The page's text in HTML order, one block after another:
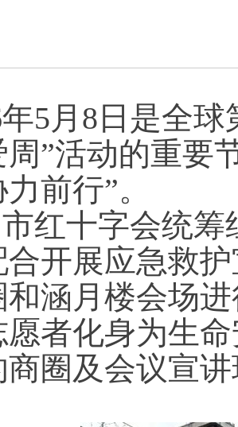
年5月8日是全
周”活动的重要
前行”。
红十字会统
合开展应急救
和涵月楼会场
者化身为生
商圈及会议宣